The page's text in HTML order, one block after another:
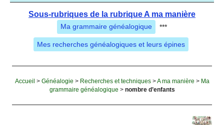
Sous-rubriques de la rubrique A ma manière
Ma grammaire généalogique ***
Mes recherches généalogiques et leurs épines
Accueil > Généalogie > Recherches et techniques>A ma manière > Ma
grammaire généalogique > nombre d’enfants